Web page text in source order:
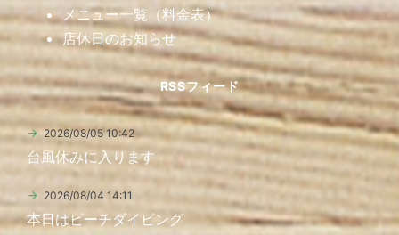
メニュー一覧（料金表）
店休日のお知らせ
RSSフィード
2026/08/05 10:42
台風休みに入ります
2026/08/04 14:11
本日はビーチダイビング